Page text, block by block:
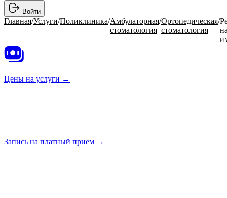
Войти
Главная/Услуги/Поликлиника/Амбулаторная
стоматология
/Ортопедическая
стоматология
/
Цены на услуги →
Запись на платный прием →